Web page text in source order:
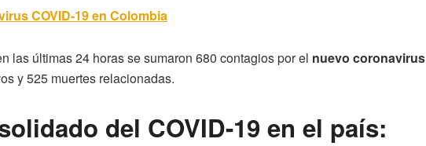
COVID-19 en Colombia
las últimas 24 horas se sumaron 680 contagios por el nuevo coronavirus
y 525 muertes relacionadas.
del COVID-19 en el país: